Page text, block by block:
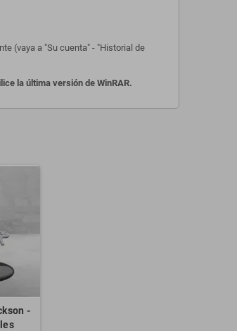
(vaya a "Su cuenta" - "Historial de
la última versión de WinRAR.
-